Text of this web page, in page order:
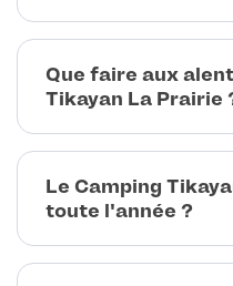
Que faire aux
Tikayan La Prairie
Le Camping
toute l'année ?